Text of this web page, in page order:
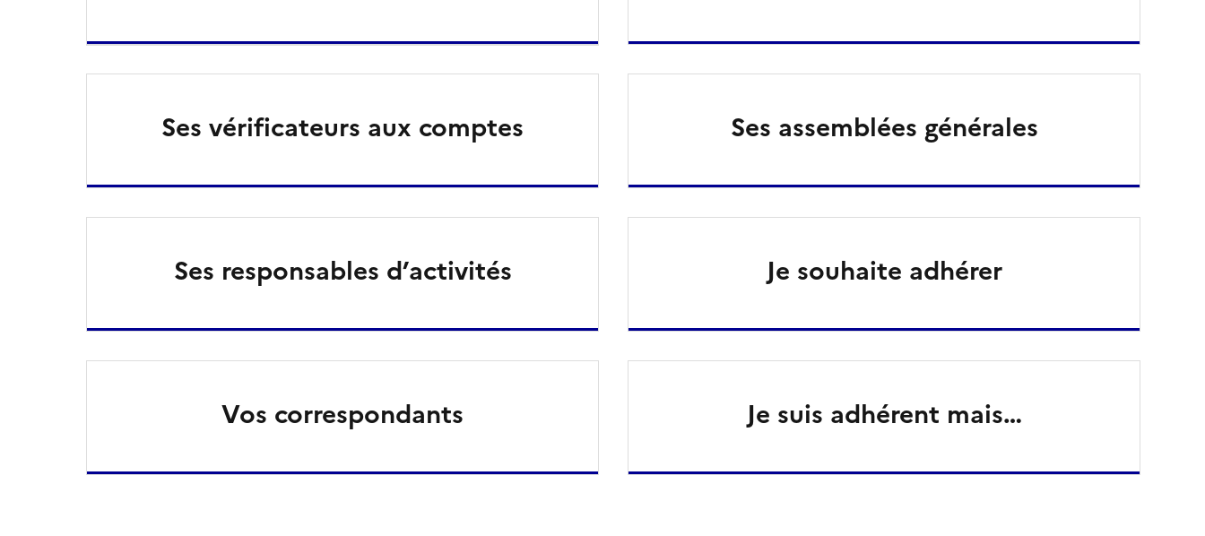
Ses vérificateurs aux comptes
Ses responsables d’activités
Vos correspondants
Ses assemblées générales
Je souhaite adhérer
Je suis adhérent mais…